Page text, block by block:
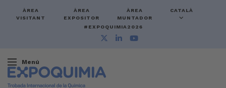
ÀREA
VISITANT
ÀREA
EXPOSITOR
ÀREA
MUNTADOR
CATALÀ
#EXPOQUIMIA2026
Menú